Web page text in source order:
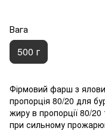
Вага
500 г
Фірмовий фарш з
пропорція 80/20 для
жиру в пропорції 80/
при сильному